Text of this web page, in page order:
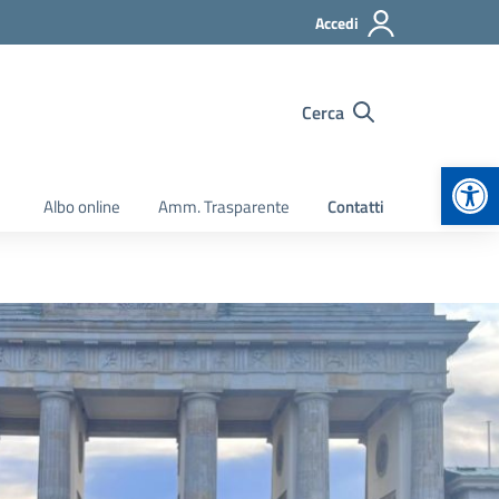
Accedi
Cerca
Albo online Amm. Trasparente Contatti